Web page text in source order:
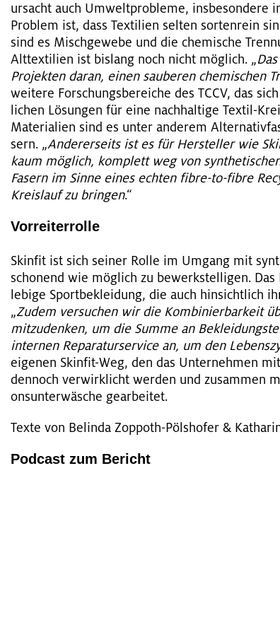
ur­sacht auch Um­welt­pro­ble­me, ins­be­son­de­re
Pro­blem ist, dass Tex­ti­li­en sel­ten sor­ten­rein
sind es Misch­ge­we­be und die che­mi­sche
Alt­tex­ti­li­en ist bis­lang noch nicht mög­lich. „
Pro­jek­ten daran, einen sau­be­ren che­mi­schen
wei­te­re For­schungs­be­rei­che des TCCV, das
li­chen Lö­sun­gen für eine nach­hal­ti­ge Tex­til-
Ma­te­ria­li­en sind es unter an­de­rem
sern. „An­de­rer­seits ist es für Her­stel­ler wie
kaum mög­lich, kom­plett weg von
Fa­sern im Sinne eines ech­ten fibre-to-fibre
Kreis­lauf zu brin­gen.“
Vor­rei­ter­rol­le
Skin­fit ist sich sei­ner Rolle im Um­gang mit
scho­nend wie mög­lich zu be­werk­stel­li­gen.
le­bi­ge Sport­be­klei­dung, die auch hin­sicht­lich
„Zudem ver­su­chen wir die Kom­bi­nier­bar­keit
mit­zu­den­ken, um die Summe an
in­ter­nen Re­pa­ra­tur­ser­vice an, um den
ei­ge­nen Skin­fit-Weg, den das Un­ter­neh­men
den­noch ver­wirk­licht wer­den und zu­sam­men
ons­un­ter­wä­sche ge­ar­bei­tet.
Texte von Be­lin­da Zop­poth-Pöls­ho­fer &
Pod­cast zum Be­richt